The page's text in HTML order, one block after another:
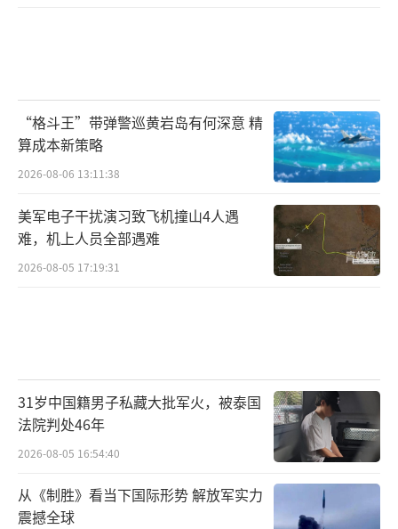
“格斗王”带弹警巡黄岩岛有何深意 精
算成本新策略
2026-08-06 13:11:38
美军电子干扰演习致飞机撞山4人遇
难，机上人员全部遇难
2026-08-05 17:19:31
31岁中国籍男子私藏大批军火，被泰国
法院判处46年
2026-08-05 16:54:40
从《制胜》看当下国际形势 解放军实力
震撼全球